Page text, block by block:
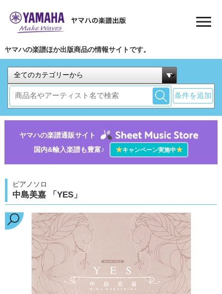
ヤマハの楽譜ほか出版商品の情報サイトです。
条件を追加
ヤマハの楽譜通販サイト
国内&輸入楽譜も豊富♪
★キャンペーン実施中★
ピアノソロ
中島美嘉 「YES」